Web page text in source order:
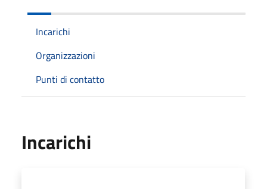
Incarichi
Organizzazioni
Punti di contatto
Incarichi